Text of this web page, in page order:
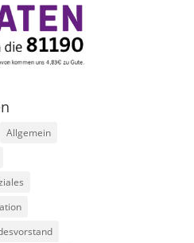
Allgemein